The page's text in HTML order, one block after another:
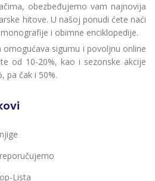
obezbeđujemo vam najnovija
hitove. U našoj ponudi ćete naći
i obimne enciklopedije.
sigurnu i povoljnu online
od 10-20%, kao i sezonske akcije
pa čak i 50%.
Lista